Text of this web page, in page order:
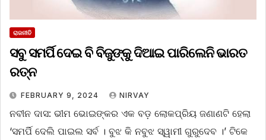
ରାଜନୀତି
ସବୁ ସମର୍ପି ଦେଇ ବି ବିଜୁଙ୍କୁ ଦିଆଇ ପାରିଲେନି ଭାରତ
ରତ୍ନ
FEBRUARY 9, 2024 NIRVAY
ନବୀନ ଦାସ: ଭୀମ ଭୋଇଙ୍କର ଏକ ବଡ଼ ଲୋକପ୍ରିୟ ଜଣାଣଟି ହେଲା
‘ସମର୍ପି ଦେଲି ପାଇଲ ସର୍ବ । ବୁଝ କି ନବୁଝ ସ୍ୱାମୀ ଗୁରୁଦେବ ।’ ଟିକେ